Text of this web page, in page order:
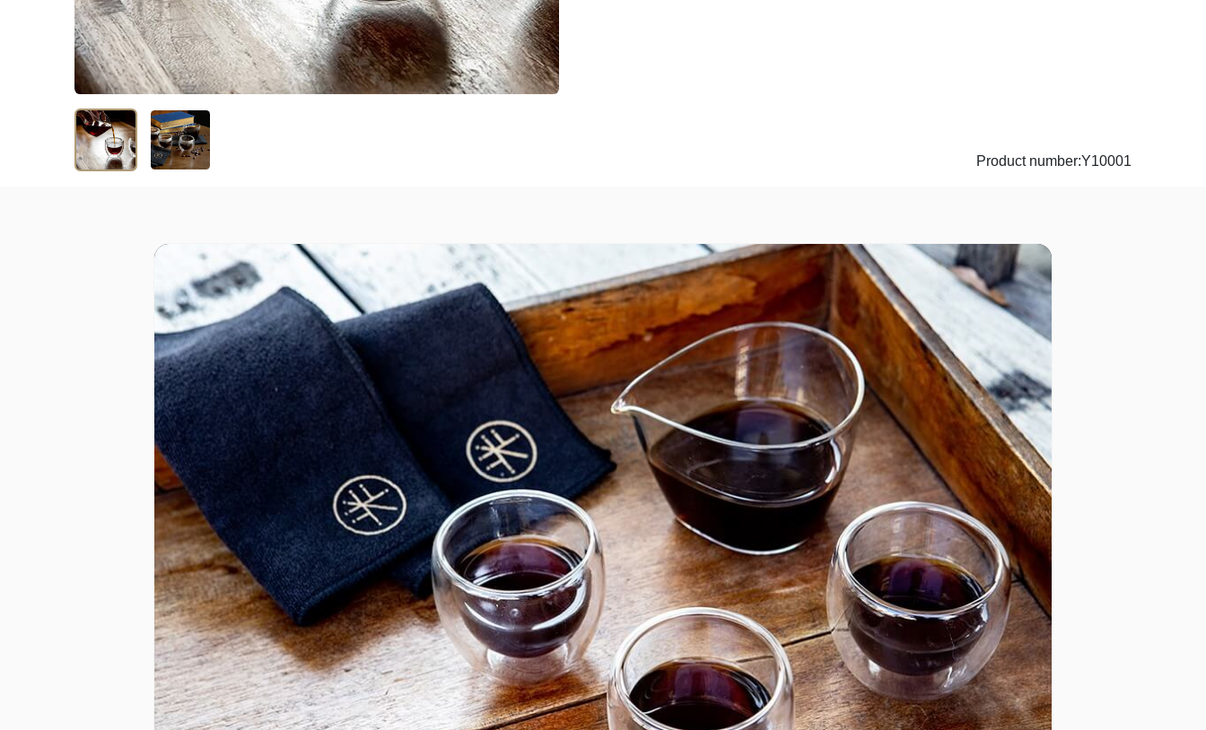
Product number:Y10001